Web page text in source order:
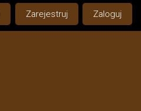
Zarejestruj Zaloguj